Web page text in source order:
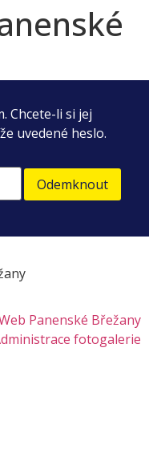
Chcete-li si jej
uvedené heslo.
Panenské Břežany
fotogalerie